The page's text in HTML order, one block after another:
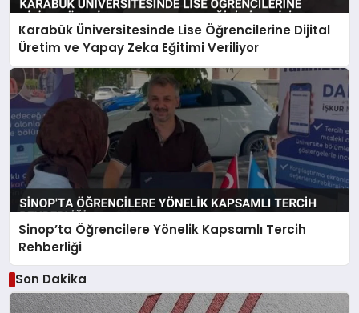
Karabük Üniversitesinde Lise Öğrencilerine Dijital
Üretim ve Yapay Zeka Eğitimi Veriliyor
Sinop’ta Öğrencilere Yönelik Kapsamlı Tercih
Rehberliği
Son Dakika